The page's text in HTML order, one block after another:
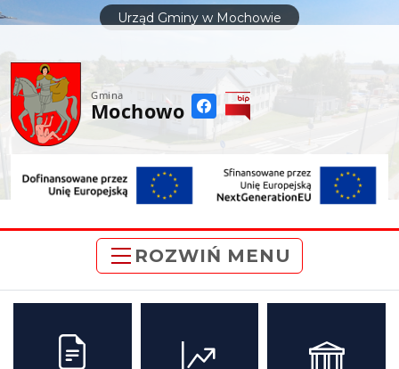
treści
Urząd Gminy w Mochowie
Gmina
Mochowo
ROZWIŃ MENU